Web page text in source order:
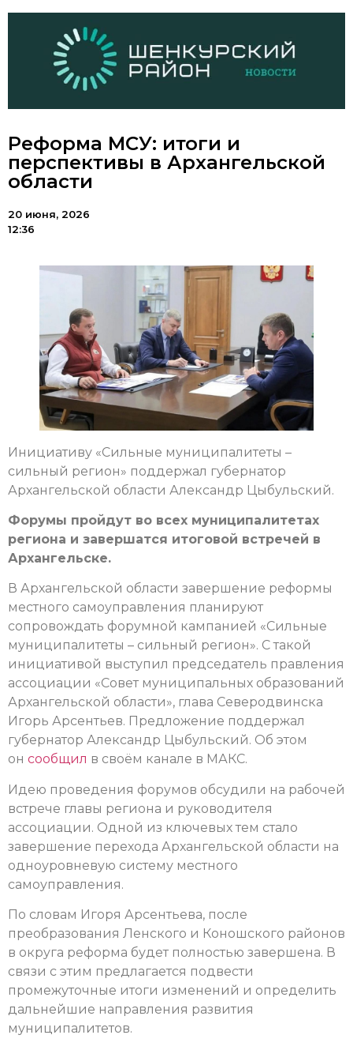
Реформа МСУ: итоги и
перспективы в Архангельской
области
20 июня, 2026
12:36
Инициативу «Сильные муниципалитеты –
сильный регион» поддержал губернатор
Архангельской области Александр Цыбульский.
Форумы пройдут во всех муниципалитетах
региона и завершатся итоговой встречей в
Архангельске.
В Архангельской области завершение реформы
местного самоуправления планируют
сопровождать форумной кампанией «Сильные
муниципалитеты – сильный регион». С такой
инициативой выступил председатель правления
ассоциации «Совет муниципальных образований
Архангельской области», глава Северодвинска
Игорь Арсентьев. Предложение поддержал
губернатор Александр Цыбульский. Об этом
он сообщил в своём канале в МАКС.
Идею проведения форумов обсудили на рабочей
встрече главы региона и руководителя
ассоциации. Одной из ключевых тем стало
завершение перехода Архангельской области на
одноуровневую систему местного
самоуправления.
По словам Игоря Арсентьева, после
преобразования Ленского и Коношского районов
в округа реформа будет полностью завершена. В
связи с этим предлагается подвести
промежуточные итоги изменений и определить
дальнейшие направления развития
муниципалитетов.